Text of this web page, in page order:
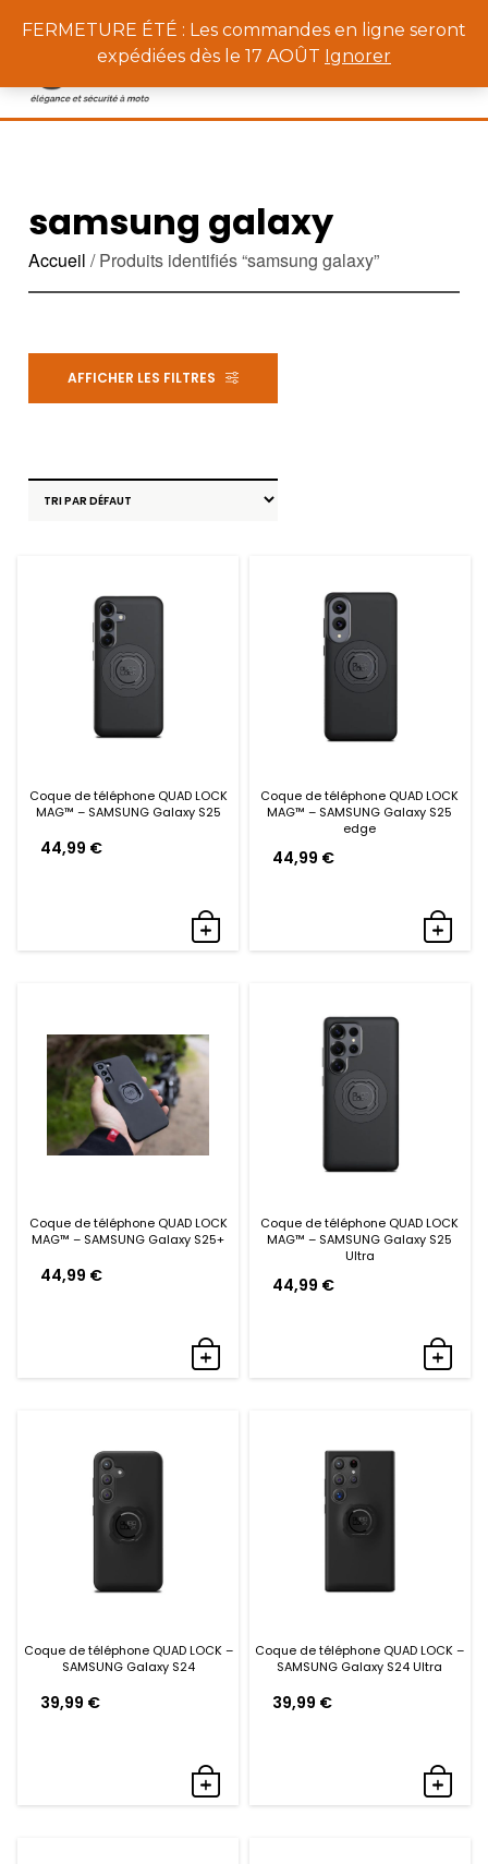
FERMETURE ÉTÉ : Les commandes en ligne seront
expédiées dès le 17 AOÛT Ignorer
samsung galaxy
Accueil / Produits identifiés “samsung galaxy”
Coque de téléphone QUAD LOCK
MAG™ – SAMSUNG Galaxy S25
44,99 €
Coque de téléphone QUAD LOCK
MAG™ – SAMSUNG Galaxy S25
edge
44,99 €
Coque de téléphone QUAD LOCK
MAG™ – SAMSUNG Galaxy S25+
44,99 €
Coque de téléphone QUAD LOCK
MAG™ – SAMSUNG Galaxy S25
Ultra
44,99 €
Coque de téléphone QUAD LOCK –
SAMSUNG Galaxy S24
39,99 €
Coque de téléphone QUAD LOCK –
SAMSUNG Galaxy S24 Ultra
39,99 €